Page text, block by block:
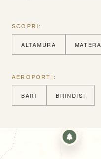
SCOPRI:
ALTAMURA MATERA
AEROPORTI:
BARI BRINDISI